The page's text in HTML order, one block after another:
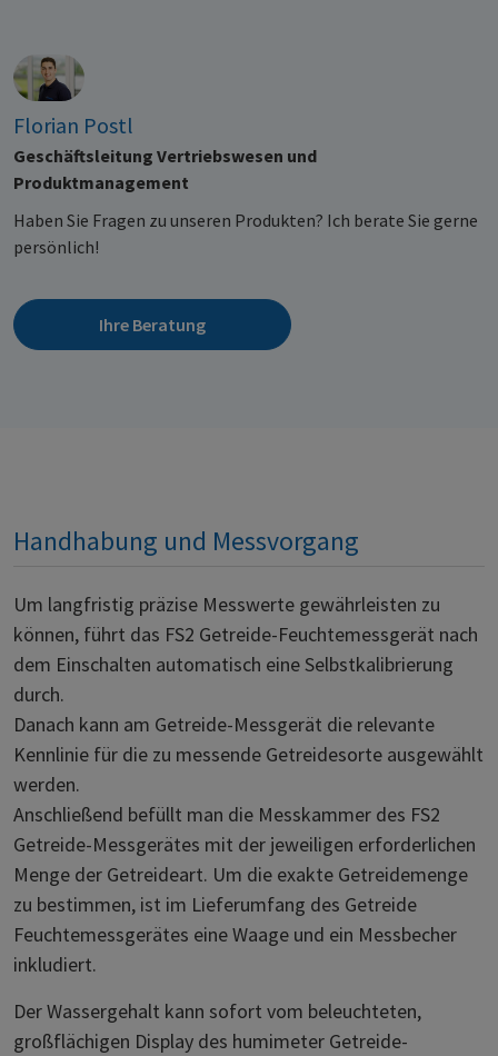
Florian Postl
Geschäftsleitung Vertriebswesen und
Produktmanagement
Haben Sie Fragen zu unseren Produkten? Ich berate Sie gerne
persönlich!
Ihre Beratung
Handhabung und Messvorgang
Um langfristig präzise Messwerte gewährleisten zu
können, führt das FS2 Getreide-Feuchtemessgerät nach
dem Einschalten automatisch eine Selbstkalibrierung
durch.
Danach kann am Getreide-Messgerät die relevante
Kennlinie für die zu messende Getreidesorte ausgewählt
werden.
Anschließend befüllt man die Messkammer des FS2
Getreide-Messgerätes mit der jeweiligen erforderlichen
Menge der Getreideart. Um die exakte Getreidemenge
zu bestimmen, ist im Lieferumfang des Getreide
Feuchtemessgerätes eine Waage und ein Messbecher
inkludiert.
Der Wassergehalt kann sofort vom beleuchteten,
großflächigen Display des humimeter Getreide-